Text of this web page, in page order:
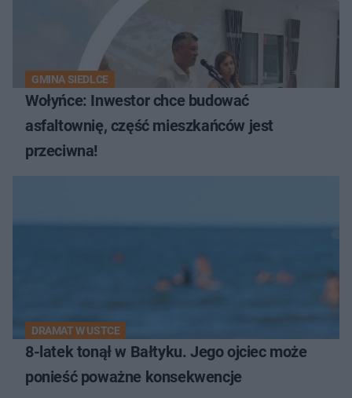
GMINA SIEDLCE
Wołyńce: Inwestor chce budować
asfaltownię, część mieszkańców jest
przeciwna!
DRAMAT W USTCE
8-latek tonął w Bałtyku. Jego ojciec może
ponieść poważne konsekwencje